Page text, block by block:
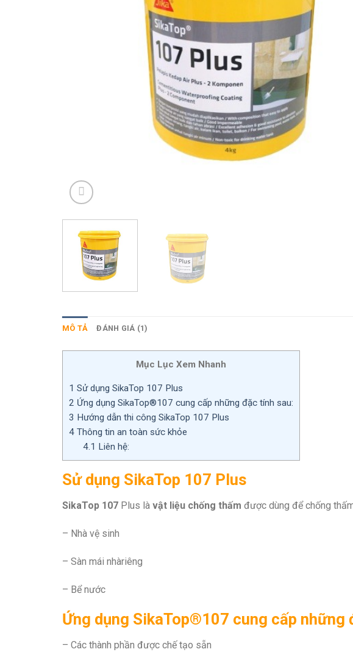
MÔ TẢ ĐÁNH GIÁ (1)
Mục Lục Xem Nhanh
1 Sử dụng SikaTop 107 Plus
2 Ứng dụng SikaTop®107 cung cấp những đặc tính sau:
3 Hướng dẫn thi công SikaTop 107 Plus
4 Thông tin an toàn sức khỏe
4.1 Liên hệ:
Sử dụng SikaTop 107 Plus
SikaTop 107 Plus là vật liệu chống thấm được dùng để chống
– Nhà vệ sinh
– Sàn mái nhàriêng
– Bể nước
Ứng dụng SikaTop®107 cung cấp những
– Các thành phần được chế tạo sẵn